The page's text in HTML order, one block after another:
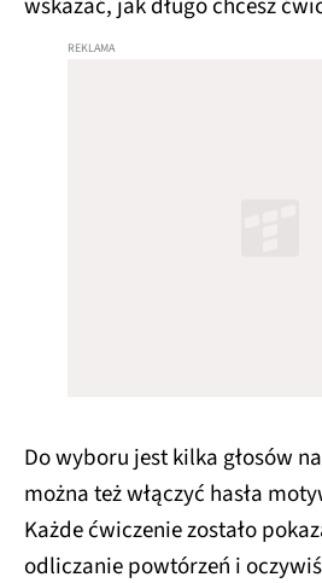
Do wyboru jest kilka głosów
można też włączyć hasła
Każde ćwiczenie zostało
odliczanie powtórzeń i